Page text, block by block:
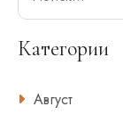
Категории
Август